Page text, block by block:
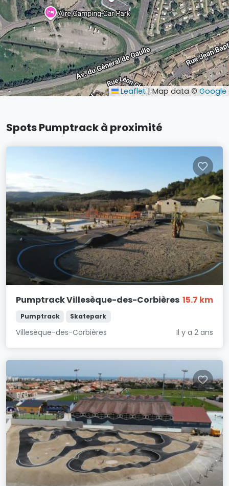
Leaflet |Map data ©Google
Spots Pumptrack à proximité
Pumptrack Villesèque-des-Corbières 15.7 km
Pumptrack Skatepark
Villesèque-des-Corbières Il y a 2 ans